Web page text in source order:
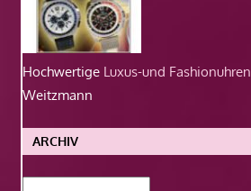
Hochwertige Luxus-und Fashionuhren
Weitzmann
ARCHIV